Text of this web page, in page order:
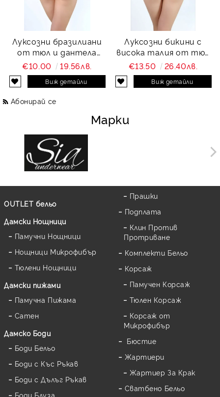
Луксозни бразилиани
от тюл и дантела
Charity
€10.00 19.56лв.
Виж детайли
Луксозни бикини с
висока талия от тюл
и дантела Charity
€13.50 26.40лв.
Виж детайли
Абонирай се
Марки
OUTLET бельо
Дамски Нощници
Памучни Нощници
Нощници Микрофибър
Тюлени Нощници
Дамски пижами
Памучна Пижама
Сатен
Дамскo Боди
Боди Бельо
Боди с Къс Ръкав
Боди с Дълъг Ръкав
Боди Блуза
Прашки
Подплата
Клин Против
Протриване
Комплекти Бельо
Корсаж
Памучен Корсаж
Тюлен Корсаж
Корсаж от
Микрофибър
Бюстие
Жартиери
Жартиер За Крак
Сватбено Бельо